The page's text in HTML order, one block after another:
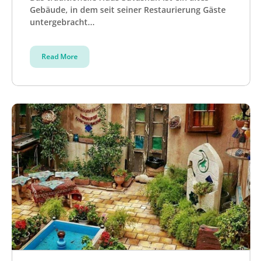
Gebäude, in dem seit seiner Restaurierung Gäste
untergebracht...
Read More